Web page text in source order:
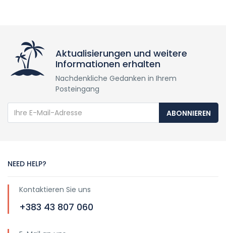
Aktualisierungen und weitere
Informationen erhalten
Nachdenkliche Gedanken in Ihrem
Posteingang
ABONNIEREN
NEED HELP?
Kontaktieren Sie uns
+383 43 807 060